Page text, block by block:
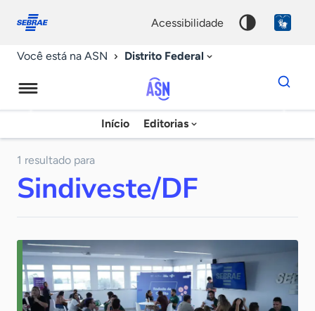
conosco
acessibilidade
Você está na ASN Distrito Federal
Agência
Sebrae
Notícias
Início Editorias
Dados
para
chave
1 resultado para
Sindiveste/DF